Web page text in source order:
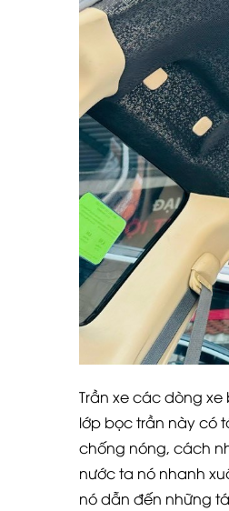
Trần xe các dòng
lớp bọc trần này có
chống nóng, cách
nước ta nó nhanh
nó dẫn đến những